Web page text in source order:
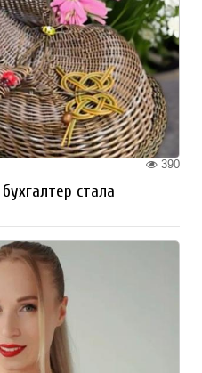
390
стала